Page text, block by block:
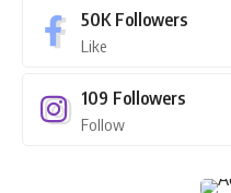
50K Followers
Like
109 Followers
Follow